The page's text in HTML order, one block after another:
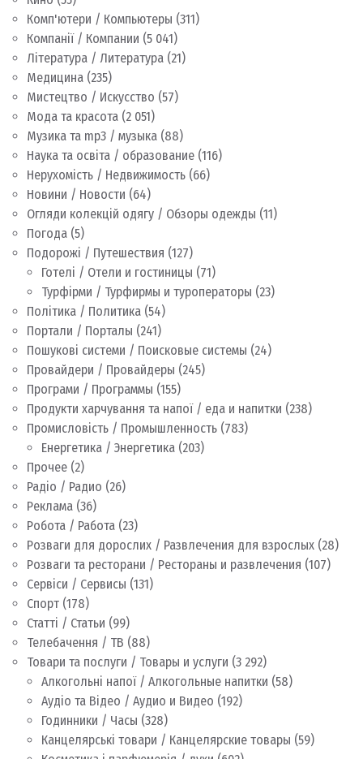
Комп'ютери / Компьютеры (311)
Компанії / Компании (5 041)
Література / Литература (21)
Медицина (235)
Мистецтво / Искусство (57)
Мода та красота (2 051)
Музика та mp3 / музыка (88)
Наука та освіта / образование (116)
Нерухомість / Недвижимость (66)
Новини / Новости (64)
Огляди колекцій одягу / Обзоры одежды (11)
Погода (5)
Подорожі / Путешествия (127)
Готелі / Отели и гостиницы (71)
Турфірми / Турфирмы и туроператоры (23)
Політика / Политика (54)
Портали / Порталы (241)
Пошукові системи / Поисковые системы (24)
Провайдери / Провайдеры (245)
Програми / Программы (155)
Продукти харчування та напої / еда и напитки (238)
Промисловість / Промышленность (783)
Енергетика / Энергетика (203)
Прочее (2)
Радіо / Радио (26)
Реклама (36)
Робота / Работа (23)
Розваги для дорослих / Развлечения для взрослых (28)
Розваги та ресторани / Рестораны и развлечения (107)
Сервіси / Сервисы (131)
Спорт (178)
Статті / Статьи (99)
Телебачення / ТВ (88)
Товари та послуги / Товары и услуги (3 292)
Алкогольні напої / Алкогольные напитки (58)
Аудіо та Відео / Аудио и Видео (192)
Годинники / Часы (328)
Канцелярські товари / Канцелярские товары (59)